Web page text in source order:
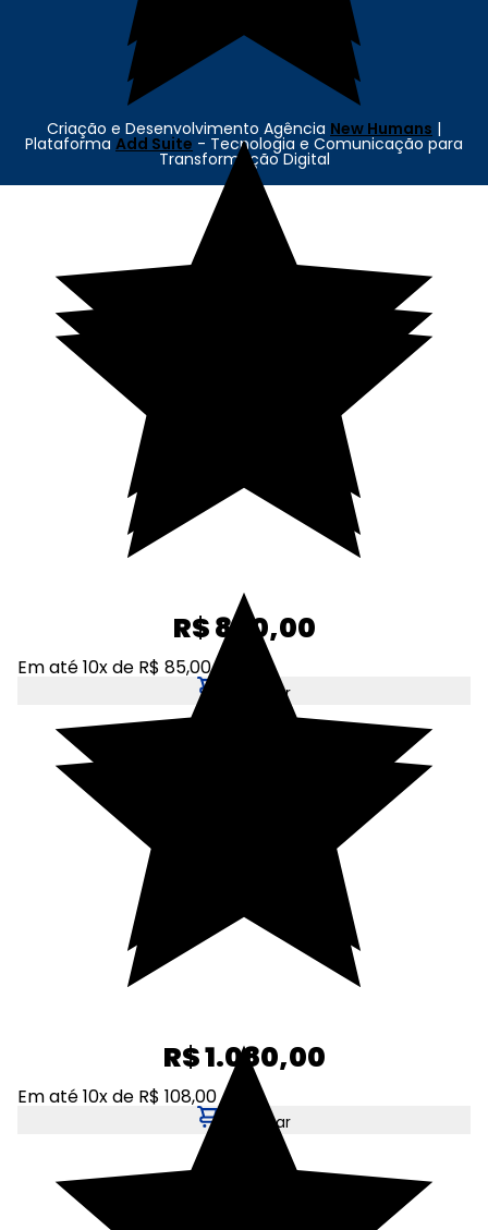
R$ 850,00
Em até 10x de R$ 85,00
Adicionar
R$ 1.080,00
Em até 10x de R$ 108,00
Adicionar
Criação e Desenvolvimento Agência New Humans |
Plataforma Add Suite - Tecnologia e Comunicação para
Transformação Digital